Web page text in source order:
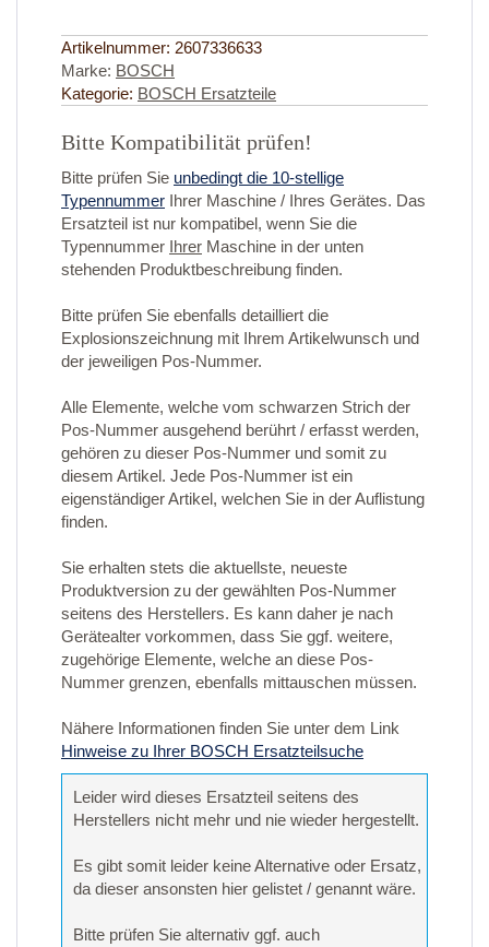
Artikelnummer: 2607336633
Marke: BOSCH
Kategorie: BOSCH Ersatzteile
Bitte Kompatibilität prüfen!
Bitte prüfen Sie unbedingt die 10-stellige
Typennummer Ihrer Maschine / Ihres Gerätes. Das
Ersatzteil ist nur kompatibel, wenn Sie die
Typennummer Ihrer Maschine in der unten
stehenden Produktbeschreibung finden.
Bitte prüfen Sie ebenfalls detailliert die
Explosionszeichnung mit Ihrem Artikelwunsch und
der jeweiligen Pos-Nummer.
Alle Elemente, welche vom schwarzen Strich der
Pos-Nummer ausgehend berührt / erfasst werden,
gehören zu dieser Pos-Nummer und somit zu
diesem Artikel. Jede Pos-Nummer ist ein
eigenständiger Artikel, welchen Sie in der Auflistung
finden.
Sie erhalten stets die aktuellste, neueste
Produktversion zu der gewählten Pos-Nummer
seitens des Herstellers. Es kann daher je nach
Gerätealter vorkommen, dass Sie ggf. weitere,
zugehörige Elemente, welche an diese Pos-
Nummer grenzen, ebenfalls mittauschen müssen.
Nähere Informationen finden Sie unter dem Link
Hinweise zu Ihrer BOSCH Ersatzteilsuche
Leider wird dieses Ersatzteil seitens des
Herstellers nicht mehr und nie wieder hergestellt.
Es gibt somit leider keine Alternative oder Ersatz,
da dieser ansonsten hier gelistet / genannt wäre.
Bitte prüfen Sie alternativ ggf. auch